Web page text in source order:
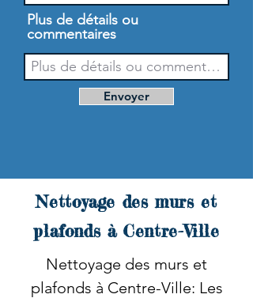
Plus de détails ou
commentaires
Envoyer
Nettoyage des murs et
plafonds à Centre-Ville
Nettoyage des murs et
plafonds à Centre-Ville: Les